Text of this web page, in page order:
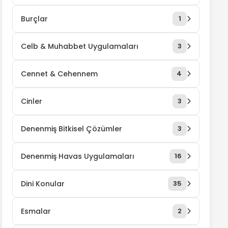
Burçlar 1
Celb & Muhabbet Uygulamaları 3
Cennet & Cehennem 4
Cinler 3
Denenmiş Bitkisel Çözümler 3
Denenmiş Havas Uygulamaları 16
Dini Konular 35
Esmalar 2